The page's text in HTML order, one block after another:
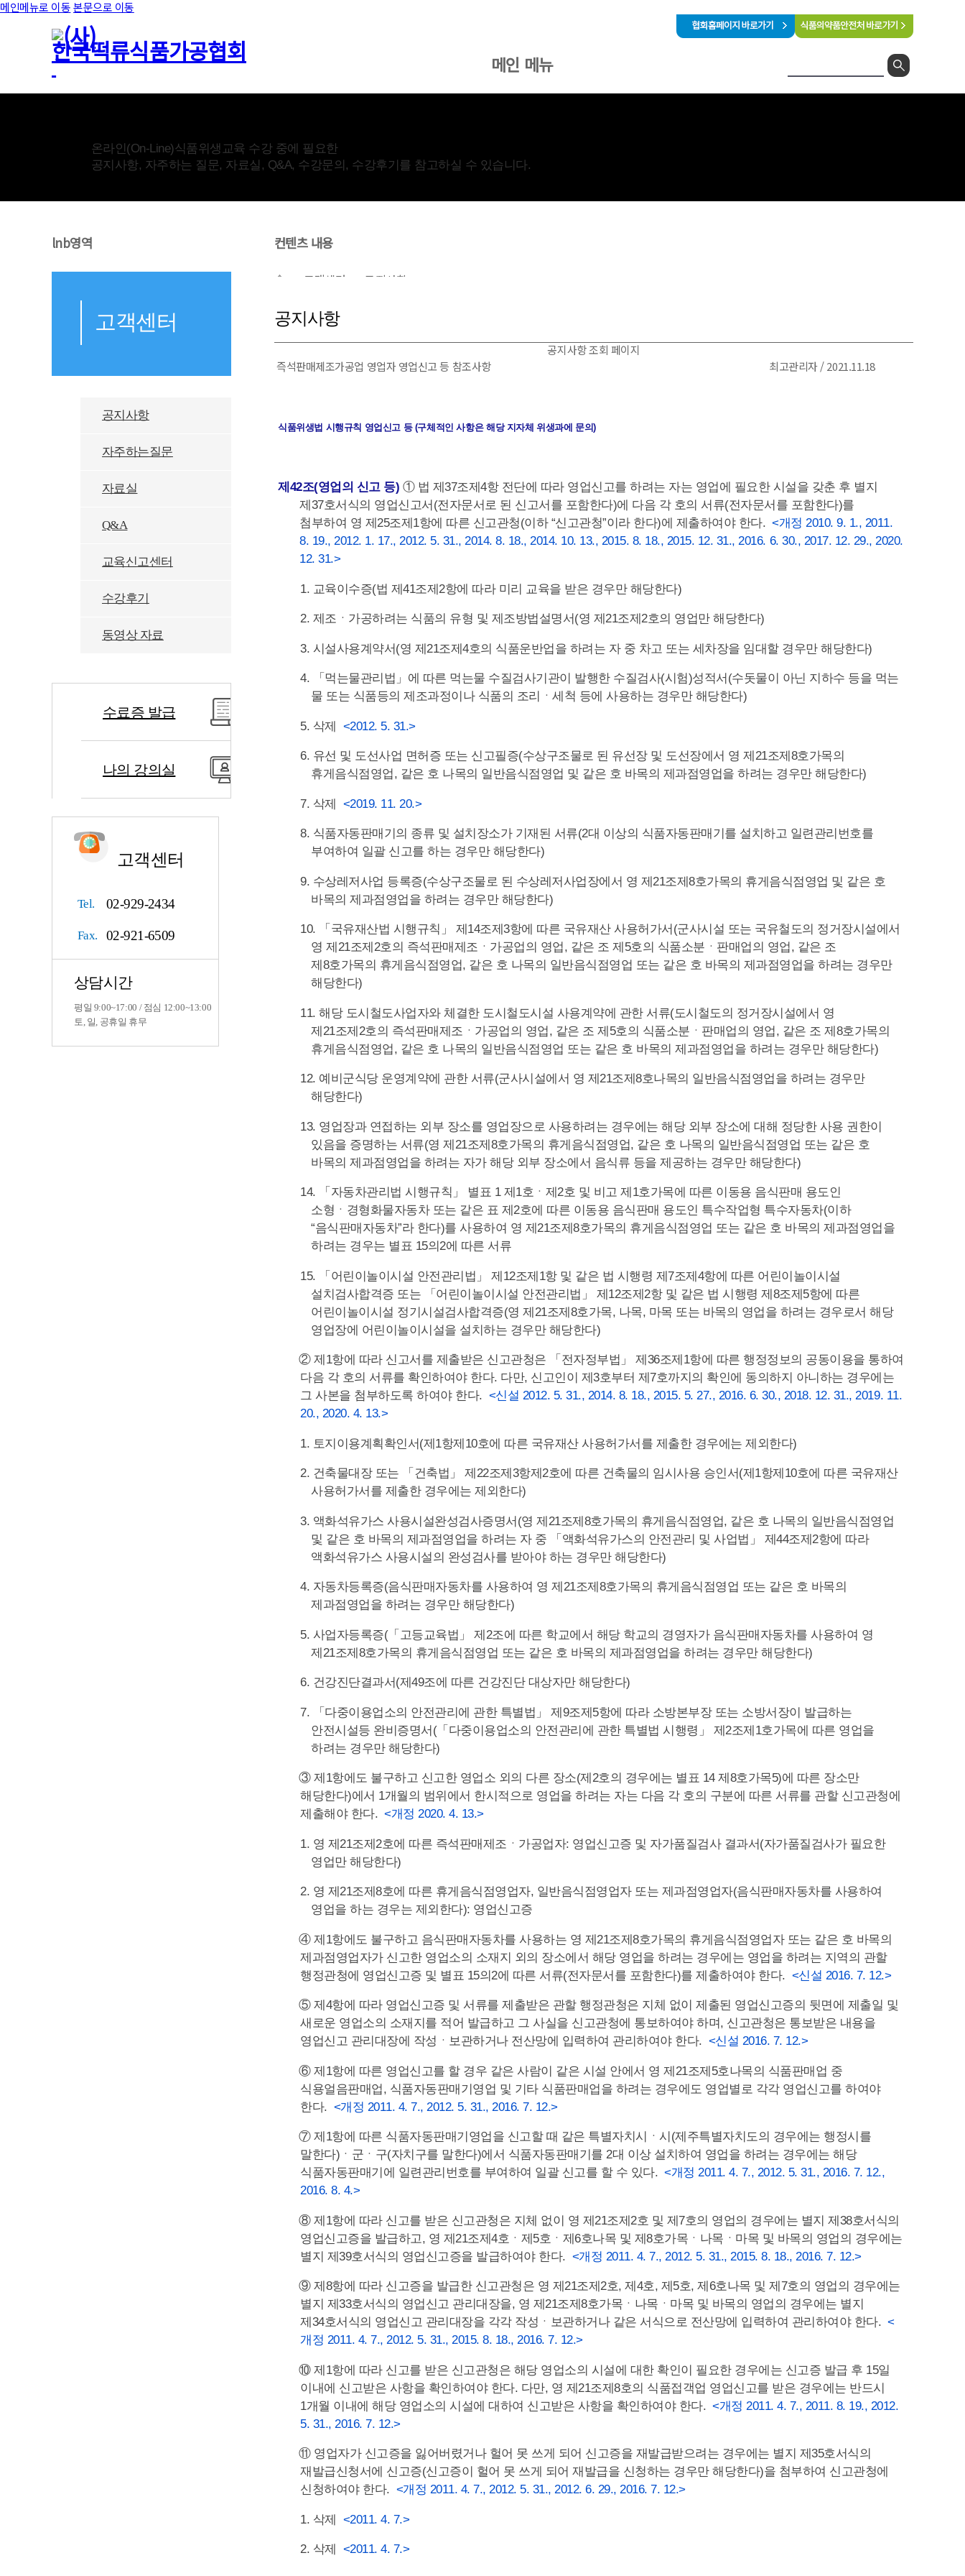
메인메뉴로 이동본문으로 이동
온라인(On-Line)식품위생교육 수강 중에 필요한
공지사항, 자주하는 질문, 자료실, Q&A, 수강문의, 수강후기를 참고하실 수 있습니다.
lnb영역
고객센터
공지사항
자주하는질문
자료실
Q&A
교육신고센터
수강후기
동영상 자료
수료증 발급
나의 강의실
고객센터
Tel. 02-929-2434
Fax. 02-921-6509
상담시간
평일 9:00~17:00 / 점심 12:00~13:00
토, 일, 공휴일 휴무
컨텐츠 내용
고객센터 공지사항
공지사항
공지사항 조회 페이지
즉석판매제조가공업 영업자 영업신고 등 참조사항
최고관리자 / 2021.11.18
식품위생법 시행규칙 영업신고 등 (구체적인 사항은 해당 지자체 위생과에 문의)
제42조(영업의 신고 등) ① 법 제37조제4항 전단에 따라 영업신고를 하려는 자는 영업에 필요한 시설을 갖춘 후 별지
제37호서식의 영업신고서(전자문서로 된 신고서를 포함한다)에 다음 각 호의 서류(전자문서를 포함한다)를
첨부하여 영 제25조제1항에 따른 신고관청(이하 “신고관청”이라 한다)에 제출하여야 한다.<개정 2010. 9. 1., 2011.
8. 19., 2012. 1. 17., 2012. 5. 31., 2014. 8. 18., 2014. 10. 13., 2015. 8. 18., 2015. 12. 31., 2016. 6. 30., 2017. 12. 29., 2020.
12. 31.>
1. 교육이수증(법 제41조제2항에 따라 미리 교육을 받은 경우만 해당한다)
2. 제조ㆍ가공하려는 식품의 유형 및 제조방법설명서(영 제21조제2호의 영업만 해당한다)
3. 시설사용계약서(영 제21조제4호의 식품운반업을 하려는 자 중 차고 또는 세차장을 임대할 경우만 해당한다)
4. 「먹는물관리법」에 따른 먹는물 수질검사기관이 발행한 수질검사(시험)성적서(수돗물이 아닌 지하수 등을 먹는
물 또는 식품등의 제조과정이나 식품의 조리ㆍ세척 등에 사용하는 경우만 해당한다)
5. 삭제 <2012. 5. 31.>
6. 유선 및 도선사업 면허증 또는 신고필증(수상구조물로 된 유선장 및 도선장에서 영 제21조제8호가목의
휴게음식점영업, 같은 호 나목의 일반음식점영업 및 같은 호 바목의 제과점영업을 하려는 경우만 해당한다)
7. 삭제 <2019. 11. 20.>
8. 식품자동판매기의 종류 및 설치장소가 기재된 서류(2대 이상의 식품자동판매기를 설치하고 일련관리번호를
부여하여 일괄 신고를 하는 경우만 해당한다)
9. 수상레저사업 등록증(수상구조물로 된 수상레저사업장에서 영 제21조제8호가목의 휴게음식점영업 및 같은 호
바목의 제과점영업을 하려는 경우만 해당한다)
10. 「국유재산법 시행규칙」 제14조제3항에 따른 국유재산 사용허가서(군사시설 또는 국유철도의 정거장시설에서
영 제21조제2호의 즉석판매제조ㆍ가공업의 영업, 같은 조 제5호의 식품소분ㆍ판매업의 영업, 같은 조
제8호가목의 휴게음식점영업, 같은 호 나목의 일반음식점영업 또는 같은 호 바목의 제과점영업을 하려는 경우만
해당한다)
11. 해당 도시철도사업자와 체결한 도시철도시설 사용계약에 관한 서류(도시철도의 정거장시설에서 영
제21조제2호의 즉석판매제조ㆍ가공업의 영업, 같은 조 제5호의 식품소분ㆍ판매업의 영업, 같은 조 제8호가목의
휴게음식점영업, 같은 호 나목의 일반음식점영업 또는 같은 호 바목의 제과점영업을 하려는 경우만 해당한다)
12. 예비군식당 운영계약에 관한 서류(군사시설에서 영 제21조제8호나목의 일반음식점영업을 하려는 경우만
해당한다)
13. 영업장과 연접하는 외부 장소를 영업장으로 사용하려는 경우에는 해당 외부 장소에 대해 정당한 사용 권한이
있음을 증명하는 서류(영 제21조제8호가목의 휴게음식점영업, 같은 호 나목의 일반음식점영업 또는 같은 호
바목의 제과점영업을 하려는 자가 해당 외부 장소에서 음식류 등을 제공하는 경우만 해당한다)
14. 「자동차관리법 시행규칙」 별표 1 제1호ㆍ제2호 및 비고 제1호가목에 따른 이동용 음식판매 용도인
소형ㆍ경형화물자동차 또는 같은 표 제2호에 따른 이동용 음식판매 용도인 특수작업형 특수자동차(이하
“음식판매자동차”라 한다)를 사용하여 영 제21조제8호가목의 휴게음식점영업 또는 같은 호 바목의 제과점영업을
하려는 경우는 별표 15의2에 따른 서류
15. 「어린이놀이시설 안전관리법」 제12조제1항 및 같은 법 시행령 제7조제4항에 따른 어린이놀이시설
설치검사합격증 또는 「어린이놀이시설 안전관리법」 제12조제2항 및 같은 법 시행령 제8조제5항에 따른
어린이놀이시설 정기시설검사합격증(영 제21조제8호가목, 나목, 마목 또는 바목의 영업을 하려는 경우로서 해당
영업장에 어린이놀이시설을 설치하는 경우만 해당한다)
② 제1항에 따라 신고서를 제출받은 신고관청은 「전자정부법」 제36조제1항에 따른 행정정보의 공동이용을 통하여
다음 각 호의 서류를 확인하여야 한다. 다만, 신고인이 제3호부터 제7호까지의 확인에 동의하지 아니하는 경우에는
그 사본을 첨부하도록 하여야 한다. <신설 2012. 5. 31., 2014. 8. 18., 2015. 5. 27., 2016. 6. 30., 2018. 12. 31., 2019. 11.
20., 2020. 4. 13.>
1. 토지이용계획확인서(제1항제10호에 따른 국유재산 사용허가서를 제출한 경우에는 제외한다)
2. 건축물대장 또는 「건축법」 제22조제3항제2호에 따른 건축물의 임시사용 승인서(제1항제10호에 따른 국유재산
사용허가서를 제출한 경우에는 제외한다)
3. 액화석유가스 사용시설완성검사증명서(영 제21조제8호가목의 휴게음식점영업, 같은 호 나목의 일반음식점영업
및 같은 호 바목의 제과점영업을 하려는 자 중 「액화석유가스의 안전관리 및 사업법」 제44조제2항에 따라
액화석유가스 사용시설의 완성검사를 받아야 하는 경우만 해당한다)
4. 자동차등록증(음식판매자동차를 사용하여 영 제21조제8호가목의 휴게음식점영업 또는 같은 호 바목의
제과점영업을 하려는 경우만 해당한다)
5. 사업자등록증(「고등교육법」 제2조에 따른 학교에서 해당 학교의 경영자가 음식판매자동차를 사용하여 영
제21조제8호가목의 휴게음식점영업 또는 같은 호 바목의 제과점영업을 하려는 경우만 해당한다)
6. 건강진단결과서(제49조에 따른 건강진단 대상자만 해당한다)
7. 「다중이용업소의 안전관리에 관한 특별법」 제9조제5항에 따라 소방본부장 또는 소방서장이 발급하는
안전시설등 완비증명서(「다중이용업소의 안전관리에 관한 특별법 시행령」 제2조제1호가목에 따른 영업을
하려는 경우만 해당한다)
③ 제1항에도 불구하고 신고한 영업소 외의 다른 장소(제2호의 경우에는 별표 14 제8호가목5)에 따른 장소만
해당한다)에서 1개월의 범위에서 한시적으로 영업을 하려는 자는 다음 각 호의 구분에 따른 서류를 관할 신고관청에
제출해야 한다.<개정 2020. 4. 13.>
1. 영 제21조제2호에 따른 즉석판매제조ㆍ가공업자: 영업신고증 및 자가품질검사 결과서(자가품질검사가 필요한
영업만 해당한다)
2. 영 제21조제8호에 따른 휴게음식점영업자, 일반음식점영업자 또는 제과점영업자(음식판매자동차를 사용하여
영업을 하는 경우는 제외한다): 영업신고증
④ 제1항에도 불구하고 음식판매자동차를 사용하는 영 제21조제8호가목의 휴게음식점영업자 또는 같은 호 바목의
제과점영업자가 신고한 영업소의 소재지 외의 장소에서 해당 영업을 하려는 경우에는 영업을 하려는 지역의 관할
행정관청에 영업신고증 및 별표 15의2에 따른 서류(전자문서를 포함한다)를 제출하여야 한다. <신설 2016. 7. 12.>
⑤ 제4항에 따라 영업신고증 및 서류를 제출받은 관할 행정관청은 지체 없이 제출된 영업신고증의 뒷면에 제출일 및
새로운 영업소의 소재지를 적어 발급하고 그 사실을 신고관청에 통보하여야 하며, 신고관청은 통보받은 내용을
영업신고 관리대장에 작성ㆍ보관하거나 전산망에 입력하여 관리하여야 한다. <신설 2016. 7. 12.>
⑥ 제1항에 따른 영업신고를 할 경우 같은 사람이 같은 시설 안에서 영 제21조제5호나목의 식품판매업 중
식용얼음판매업, 식품자동판매기영업 및 기타 식품판매업을 하려는 경우에도 영업별로 각각 영업신고를 하여야
한다. <개정 2011. 4. 7., 2012. 5. 31., 2016. 7. 12.>
⑦ 제1항에 따른 식품자동판매기영업을 신고할 때 같은 특별자치시ㆍ시(제주특별자치도의 경우에는 행정시를
말한다)ㆍ군ㆍ구(자치구를 말한다)에서 식품자동판매기를 2대 이상 설치하여 영업을 하려는 경우에는 해당
식품자동판매기에 일련관리번호를 부여하여 일괄 신고를 할 수 있다.<개정 2011. 4. 7., 2012. 5. 31., 2016. 7. 12.,
2016. 8. 4.>
⑧ 제1항에 따라 신고를 받은 신고관청은 지체 없이 영 제21조제2호 및 제7호의 영업의 경우에는 별지 제38호서식의
영업신고증을 발급하고, 영 제21조제4호ㆍ제5호ㆍ제6호나목 및 제8호가목ㆍ나목ㆍ마목 및 바목의 영업의 경우에는
별지 제39호서식의 영업신고증을 발급하여야 한다. <개정 2011. 4. 7., 2012. 5. 31., 2015. 8. 18., 2016. 7. 12.>
⑨ 제8항에 따라 신고증을 발급한 신고관청은 영 제21조제2호, 제4호, 제5호, 제6호나목 및 제7호의 영업의 경우에는
별지 제33호서식의 영업신고 관리대장을, 영 제21조제8호가목ㆍ나목ㆍ마목 및 바목의 영업의 경우에는 별지
제34호서식의 영업신고 관리대장을 각각 작성ㆍ보관하거나 같은 서식으로 전산망에 입력하여 관리하여야 한다.<
개정 2011. 4. 7., 2012. 5. 31., 2015. 8. 18., 2016. 7. 12.>
⑩ 제1항에 따라 신고를 받은 신고관청은 해당 영업소의 시설에 대한 확인이 필요한 경우에는 신고증 발급 후 15일
이내에 신고받은 사항을 확인하여야 한다. 다만, 영 제21조제8호의 식품접객업 영업신고를 받은 경우에는 반드시
1개월 이내에 해당 영업소의 시설에 대하여 신고받은 사항을 확인하여야 한다.<개정 2011. 4. 7., 2011. 8. 19., 2012.
5. 31., 2016. 7. 12.>
⑪ 영업자가 신고증을 잃어버렸거나 헐어 못 쓰게 되어 신고증을 재발급받으려는 경우에는 별지 제35호서식의
재발급신청서에 신고증(신고증이 헐어 못 쓰게 되어 재발급을 신청하는 경우만 해당한다)을 첨부하여 신고관청에
신청하여야 한다. <개정 2011. 4. 7., 2012. 5. 31., 2012. 6. 29., 2016. 7. 12.>
1. 삭제 <2011. 4. 7.>
2. 삭제 <2011. 4. 7.>
메인 메뉴